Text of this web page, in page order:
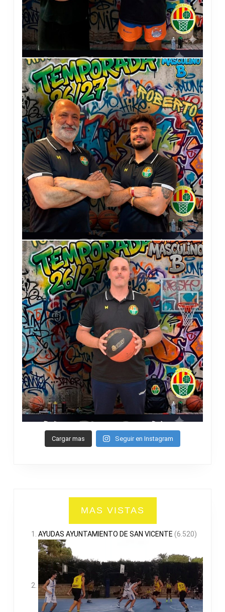
Cargar mas Seguir en Instagram
MAS VISTAS
AYUDAS AYUNTAMIENTO DE SAN VICENTE (6.520)